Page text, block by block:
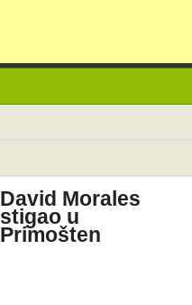
David Morales
stigao u
Primošten